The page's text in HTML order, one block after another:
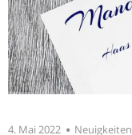
4. Mai 2022 Neuigkeiten